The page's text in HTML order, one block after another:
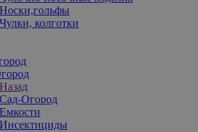
Носки,гольфы
Чулки, колготки
Назад
Сад-Огород
Емкости
Инсектициды